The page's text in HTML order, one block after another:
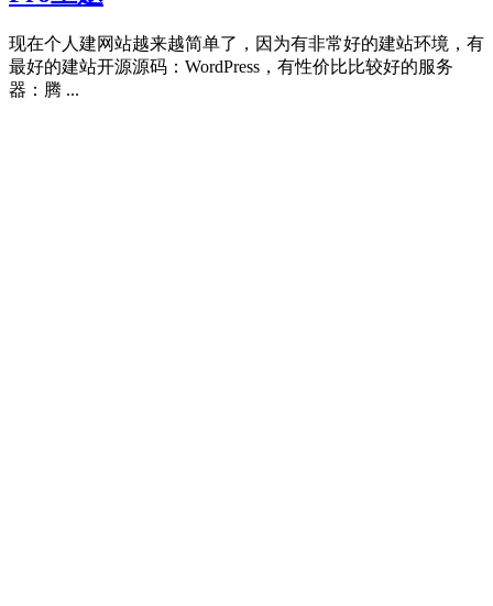
现在个人建网站越来越简单了，因为有非常好的建站环境，有
最好的建站开源源码：WordPress，有性价比比较好的服务
器：腾 ...